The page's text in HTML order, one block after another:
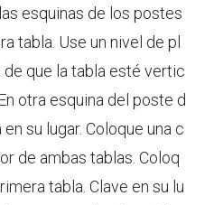
esquinas de los postes
tabla. Use un nivel de pl
que la tabla esté vertic
otra esquina del poste d
su lugar. Coloque una c
de ambas tablas. Coloq
tabla. Clave en su lu